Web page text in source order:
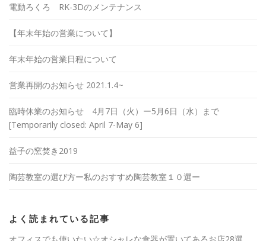
電動ろくろ RK-3Dのメンテナンス
【年末年始の営業について】
年末年始の営業日程について
営業再開のお知らせ 2021.1.4~
臨時休業のお知らせ 4月7日（火）ー5月6日（水）まで
[Temporarily closed: April 7-May 6]
益子の窯焚き2019
陶芸教室の選び方ー私のおすすめ陶芸教室１０選ー
よく読まれている記事